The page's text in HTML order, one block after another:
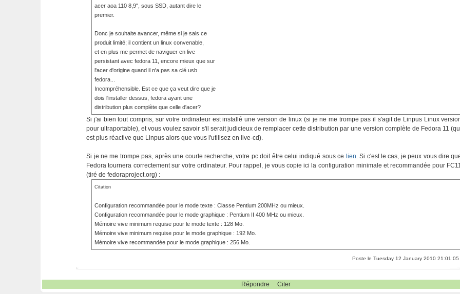
acer aoa 110 8,9", sous SSD, autant dire le
premier.
Donc je souhaite avancer, même si je sais ce
produit limité; il contient un linux convenable,
et en plus me permet de naviguer en live
persistant avec fedora 11, encore mieux que sur
l'acer d'origine quand il n'a pas sa clé usb
fedora...
Incompréhensible. Est ce que ça veut dire que je
dois l'installer dessus, fedora ayant une
distribution plus complète que celle d'acer?
Si j'ai bien tout compris, sur votre ordinateur est installé une version de linux (si je ne me trompe pas il s'agit de Linpus Linux
pour ultraportable), et vous voulez savoir s'il serait judicieux de remplacer cette distribution par une version complète de Fedora 11
est plus réactive que Linpus alors que vous l'utilisez en live-cd).
Si je ne me trompe pas, après une courte recherche, votre pc doit être celui indiqué sous ce lien. Si c'est le cas, je peux vous dire
Fedora tournera correctement sur votre ordinateur. Pour rappel, je vous copie ici la configuration minimale et recommandée pour
(tiré de fedoraproject.org) :
Citation
Configuration recommandée pour le mode texte : Classe Pentium 200MHz ou mieux.
Configuration recommandée pour le mode graphique : Pentium II 400 MHz ou mieux.
Mémoire vive minimum requise pour le mode texte : 128 Mo.
Mémoire vive minimum requise pour le mode graphique : 192 Mo.
Mémoire vive recommandée pour le mode graphique : 256 Mo.
Poste le Tuesday 12 January 2010 21:01:05
Répondre Citer